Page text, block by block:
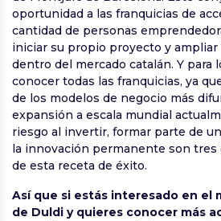
oportunidad a las franquicias de
cantidad de personas
iniciar su propio proyecto y ampliar
dentro del mercado catalán. Y para
conocer todas las franquicias, ya
de los modelos de negocio más
expansión a escala mundial
riesgo al invertir, formar parte de
la innovación permanente son
de esta receta de éxito.
Así que si estás interesado en el
de Duldi y quieres conocer más